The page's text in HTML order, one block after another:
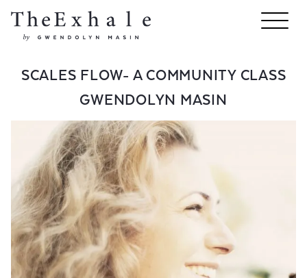
SCALES FLOW- A COMMUNITY CLASS
GWENDOLYN MASIN